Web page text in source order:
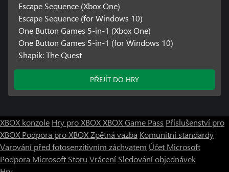
Escape Sequence (Xbox One)
Escape Sequence (for Windows 10)
One Button Games 5-in-1 (Xbox One)
One Button Games 5-in-1 (for Windows 10)
Shapik: The Quest
PŘEJÍT DO HRY
XBOX konzole Hry pro XBOXXBOX Game Pass Příslušenství pro
XBOX Podpora pro XBOXZpětná vazba Komunitní standardy
Varování před fotosenzitivním záchvatem Účet Microsoft
Podpora Microsoft Storu Vrácení Sledování objednávek